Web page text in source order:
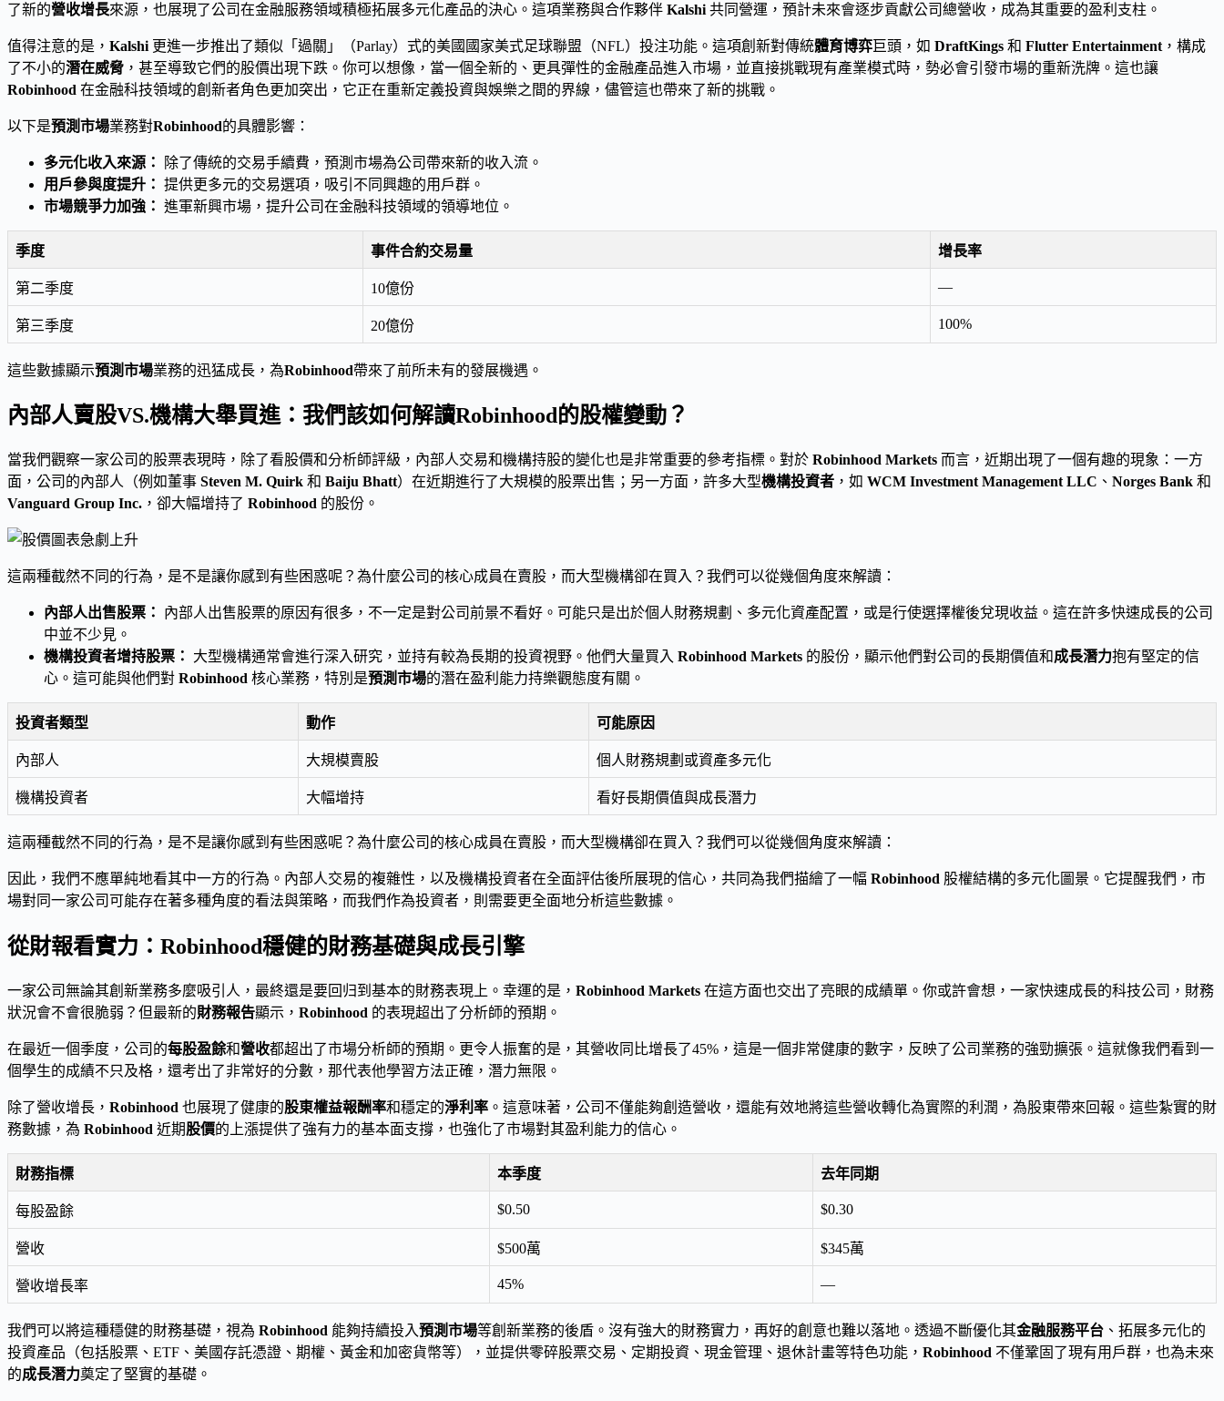
了新的營收增長來源，也展現了公司在金融服務領域積極拓展多元化產品的決心。這項業務與合作夥伴 Kalshi 共同營運，預計未來會逐步貢獻公司總營收，成為其重要的盈利支柱。
值得注意的是， Kalshi 更進一步推出了類似「過關」（Parlay）式的美國國家美式足球聯盟（NFL）投注功能。這項創新對傳統體育博弈巨頭，如 DraftKings 和 Flutter Entertainment ，構成
了不小的潛在威脅 ，甚至導致它們的股價出現下跌。你可以想像，當一個全新的、更具彈性的金融產品進入市場，並直接挑戰現有產業模式時，勢必會引發市場的重新洗牌。這也讓
Robinhood 在金融科技領域的創新者角色更加突出，它正在重新定義投資與娛樂之間的界線，儘管這也帶來了新的挑戰。
以下是預測市場業務對Robinhood的具體影響：
多元化收入來源：
除了傳統的交易手續費，預測市場為公司帶來新的收入流。
用戶參與度提升： 提供更多元的交易選項，吸引不同興趣的用戶群。
市場競爭力加強： 進軍新興市場，提升公司在金融科技領域的領導地位。
季度 事件合約交易量 增長率
第二季度 10億份 —
第三季度 20億份 100%
這些數據顯示預測市場業務的迅猛成長，為Robinhood帶來了前所未有的發展機遇。
內部人賣股VS.機構大舉買進：我們該如何解讀Robinhood的股權變動？
當我們觀察一家公司的股票表現時，除了看股價和分析師評級，內部人交易和機構持股的變化也是非常重要的參考指標。對於 Robinhood Markets 而言，近期出現了一個有趣的現象：一方
面，公司的內部人（例如董事 Steven M. Quirk 和 Baiju Bhatt）在近期進行了大規模的股票出售；另一方面，許多大型機構投資者 ，如 WCM Investment Management LLC 、 Norges Bank 和
Vanguard Group Inc. ，卻大幅增持了 Robinhood 的股份。
這兩種截然不同的行為，是不是讓你感到有些困惑呢？為什麼公司的核心成員在賣股，而大型機構卻在買入？我們可以從幾個角度來解讀：
內部人出售股票：
內部人出售股票的原因有很多，不一定是對公司前景不看好。可能只是出於個人財務規劃、多元化資產配置，或是行使選擇權後兌現收益。這在許多快速成長的公司
中並不少見。
機構投資者增持股票：
大型機構通常會進行深入研究，並持有較為長期的投資視野。他們大量買入 Robinhood Markets 的股份，顯示他們對公司的長期價值和成長潛力抱有堅定的信
心。這可能與他們對 Robinhood 核心業務，特別是預測市場的潛在盈利能力持樂觀態度有關。
投資者類型 動作 可能原因
內部人 大規模賣股 個人財務規劃或資產多元化
機構投資者 大幅增持 看好長期價值與成長潛力
這兩種截然不同的行為，是不是讓你感到有些困惑呢？為什麼公司的核心成員在賣股，而大型機構卻在買入？我們可以從幾個角度來解讀：
因此，我們不應單純地看其中一方的行為。內部人交易的複雜性，以及機構投資者在全面評估後所展現的信心，共同為我們描繪了一幅 Robinhood 股權結構的多元化圖景。它提醒我們，市
場對同一家公司可能存在著多種角度的看法與策略，而我們作為投資者，則需要更全面地分析這些數據。
從財報看實力：Robinhood穩健的財務基礎與成長引擎
一家公司無論其創新業務多麼吸引人，最終還是要回归到基本的財務表現上。幸運的是， Robinhood Markets 在這方面也交出了亮眼的成績單。你或許會想，一家快速成長的科技公司，財務
狀況會不會很脆弱？但最新的財務報告顯示， Robinhood 的表現超出了分析師的預期。
在最近一個季度，公司的每股盈餘和營收都超出了市場分析師的預期。更令人振奮的是，其營收同比增長了45%，這是一個非常健康的數字，反映了公司業務的強勁擴張。這就像我們看到一
個學生的成績不只及格，還考出了非常好的分數，那代表他學習方法正確，潛力無限。
除了營收增長， Robinhood 也展現了健康的股東權益報酬率和穩定的淨利率 。這意味著，公司不僅能夠創造營收，還能有效地將這些營收轉化為實際的利潤，為股東帶來回報。這些紮實的財
務數據，為 Robinhood 近期股價的上漲提供了強有力的基本面支撐，也強化了市場對其盈利能力的信心。
財務指標 本季度 去年同期
每股盈餘 $0.50 $0.30
營收 $500萬 $345萬
營收增長率 45% —
我們可以將這種穩健的財務基礎，視為 Robinhood 能夠持續投入預測市場等創新業務的後盾。沒有強大的財務實力，再好的創意也難以落地。透過不斷優化其金融服務平台 、拓展多元化的
投資產品（包括股票、ETF、美國存託憑證、期權、黃金和加密貨幣等），並提供零碎股票交易、定期投資、現金管理、退休計畫等特色功能， Robinhood 不僅鞏固了現有用戶群，也為未來
的成長潛力奠定了堅實的基礎。